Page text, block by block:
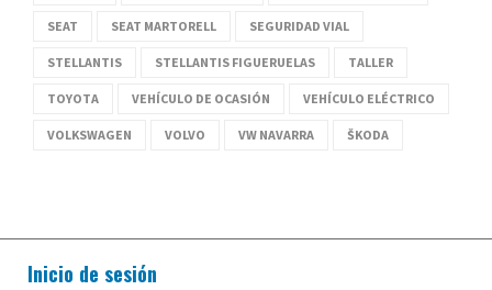
SEAT SEAT MARTORELL SEGURIDAD VIAL
STELLANTIS STELLANTIS FIGUERUELAS TALLER
TOYOTA VEHÍCULO DE OCASIÓN VEHÍCULO ELÉCTRICO
VOLKSWAGEN VOLVO VW NAVARRA ŠKODA
Inicio de sesión